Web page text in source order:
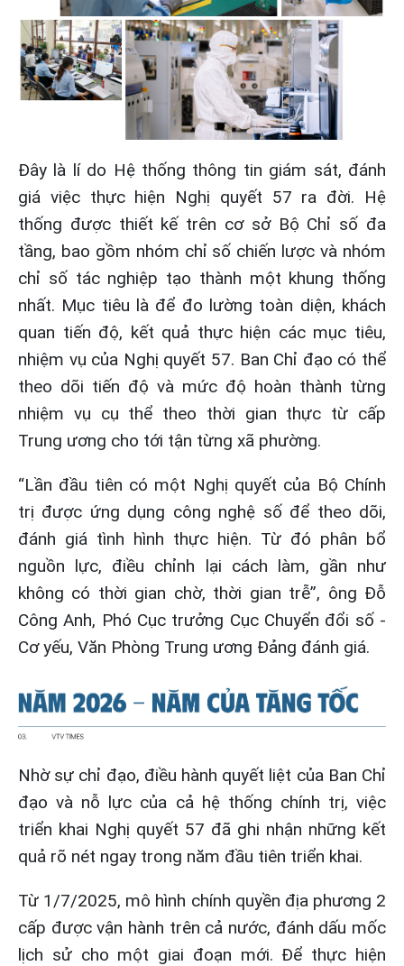
Đây là lí do Hệ thống thông tin giám sát, đánh
giá việc thực hiện Nghị quyết 57 ra đời. Hệ
thống được thiết kế trên cơ sở Bộ Chỉ số đa
tầng, bao gồm nhóm chỉ số chiến lược và nhóm
chỉ số tác nghiệp tạo thành một khung thống
nhất. Mục tiêu là để đo lường toàn diện, khách
quan tiến độ, kết quả thực hiện các mục tiêu,
nhiệm vụ của Nghị quyết 57. Ban Chỉ đạo có thể
theo dõi tiến độ và mức độ hoàn thành từng
nhiệm vụ cụ thể theo thời gian thực từ cấp
Trung ương cho tới tận từng xã phường.
“Lần đầu tiên có một Nghị quyết của Bộ Chính
trị được ứng dụng công nghệ số để theo dõi,
đánh giá tình hình thực hiện. Từ đó phân bổ
nguồn lực, điều chỉnh lại cách làm, gần như
không có thời gian chờ, thời gian trễ”, ông Đỗ
Công Anh, Phó Cục trưởng Cục Chuyển đổi số -
Cơ yếu, Văn Phòng Trung ương Đảng đánh giá.
Nhờ sự chỉ đạo, điều hành quyết liệt của Ban Chỉ
đạo và nỗ lực của cả hệ thống chính trị, việc
triển khai Nghị quyết 57 đã ghi nhận những kết
quả rõ nét ngay trong năm đầu tiên triển khai.
Từ 1/7/2025, mô hình chính quyền địa phương 2
cấp được vận hành trên cả nước, đánh dấu mốc
lịch sử cho một giai đoạn mới. Để thực hiện